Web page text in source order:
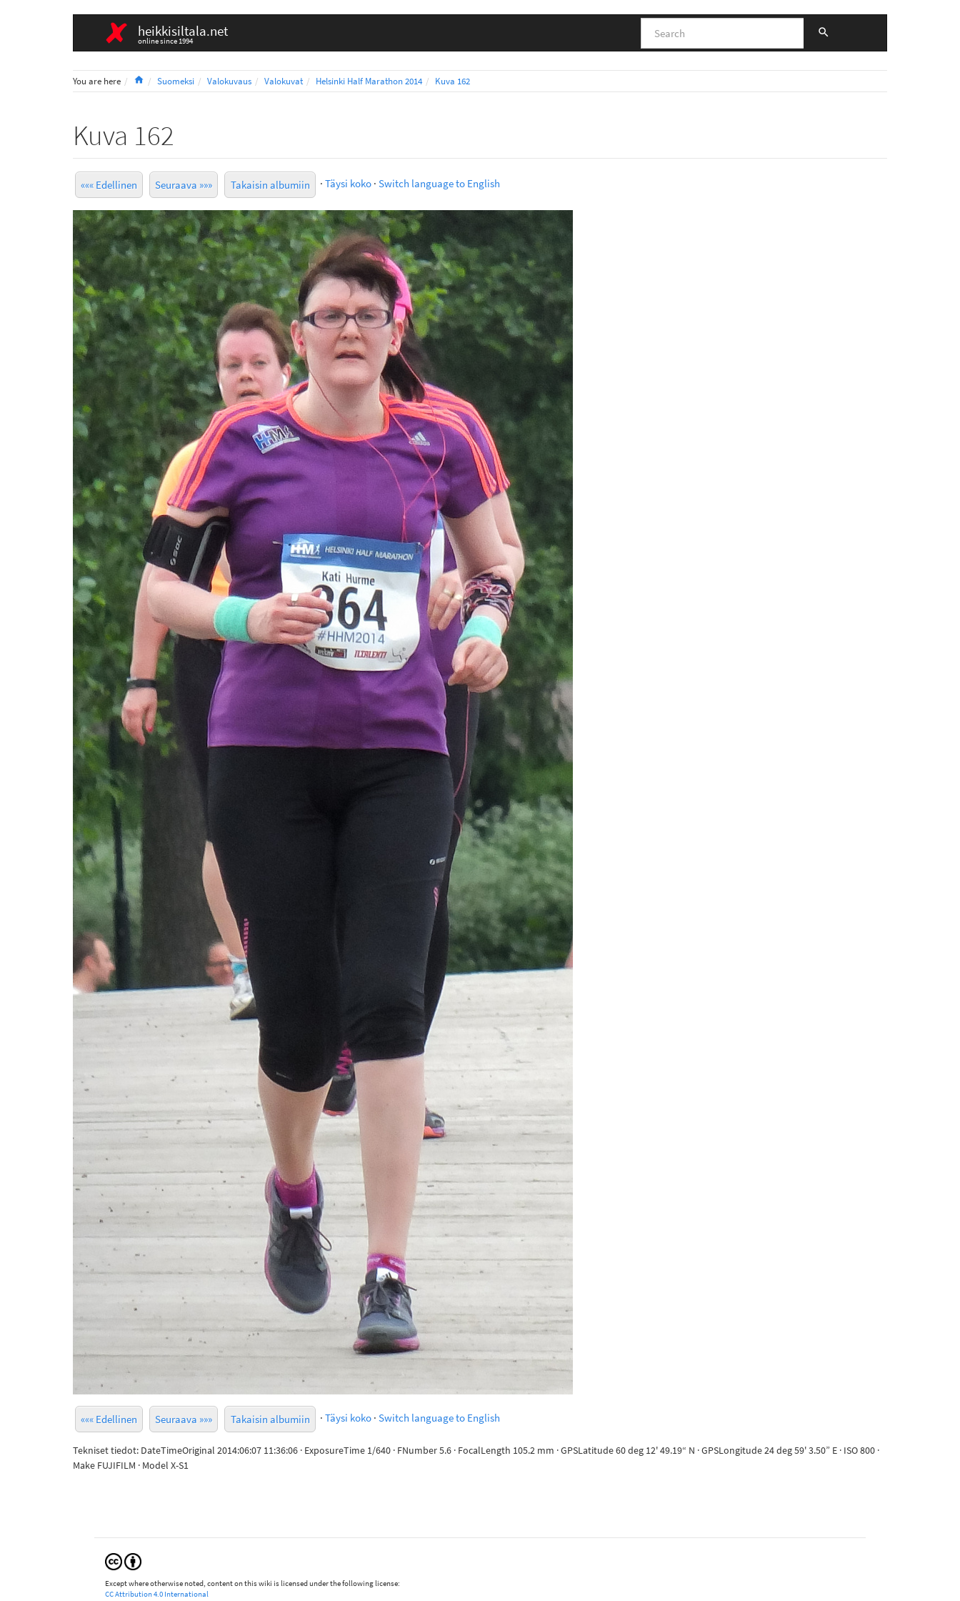
heikkisiltala.net
online since 1994
You are here HomeSuomeksi Valokuvaus Valokuvat Helsinki Half Marathon 2014 Kuva 162
Kuva 162
««« Edellinen Seuraava »»» Takaisin albumiin · Täysi koko · Switch language to English
««« Edellinen Seuraava »»» Takaisin albumiin · Täysi koko · Switch language to English
Tekniset tiedot: DateTimeOriginal 2014:06:07 11:36:06 · ExposureTime 1/640 · FNumber 5.6 · FocalLength 105.2 mm · GPSLatitude 60 deg 12' 49.19“ N · GPSLongitude 24 deg 59' 3.50” E · ISO 800 ·
Make FUJIFILM · Model X-S1
Except where otherwise noted, content on this wiki is licensed under the following license:
CC Attribution 4.0 International